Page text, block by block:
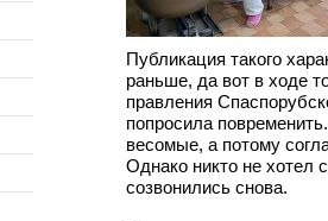
Публикация такого
раньше, да вот в ходе
правления
попросила
весомые, а потому
Однако никто не хотел
созвонились снова.